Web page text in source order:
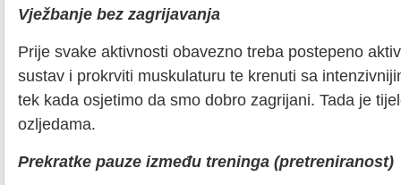
Vježbanje bez zagrijavanja
Prije svake aktivnosti obavezno treba postepeno
sustav i prokrviti muskulaturu te krenuti sa
tek kada osjetimo da smo dobro zagrijani. Tada je
ozljedama.
Prekratke pauze između treninga (pretreniranost)